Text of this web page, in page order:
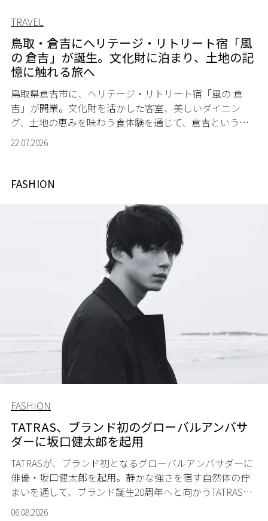
TRAVEL
鳥取・倉吉にヘリテージ・リトリート宿「風
の 倉吉」が誕生。文化財に泊まり、土地の記
憶に触れる旅へ
鳥取県倉吉市に、ヘリテージ・リトリート宿「風の 倉
吉」が開業。文化財を活かした客室、美しいダイニン
グ、土地の恵みを味わう食体験を通じて、倉吉というま
ちに深く滞在する旅を提案する。
22.07.2026
FASHION
FASHION
TATRAS、ブランド初のグローバルアンバサ
ダーに坂口健太郎を起用
TATRASが、ブランド初となるグローバルアンバサダーに
俳優・坂口健太郎を起用。静かな強さを宿す自然体の佇
まいを通して、ブランド誕生20周年へと向かうTATRASの
新たなストーリーを発信する。
06.08.2026